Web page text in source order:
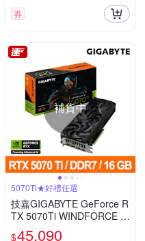
券
補貨中
5070Ti★好禮任選
技嘉GIGABYTE GeForce R
TX 5070Ti WINDFORCE O
C SFF 16G 顯示卡 RTX507
$45,090